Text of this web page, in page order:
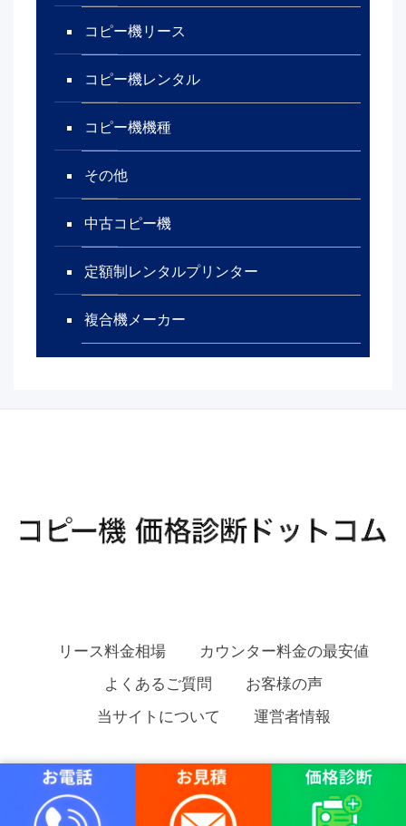
コピー機リース
コピー機レンタル
コピー機機種
その他
中古コピー機
定額制レンタルプリンター
複合機メーカー
リース料金相場
カウンター料金の最安値
よくあるご質問
お客様の声
当サイトについて
運営者情報
コピー機 価格診断ドットコム Copyright